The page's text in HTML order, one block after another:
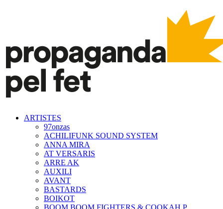
ARTISTES
97onzas
ACHILIFUNK SOUND SYSTEM
ANNA MIRA
AT VERSARIS
ARRE AK
AUXILI
AVANT
BASTARDS
BOIKOT
BOOM BOOM FIGHTERS & COOKAH P